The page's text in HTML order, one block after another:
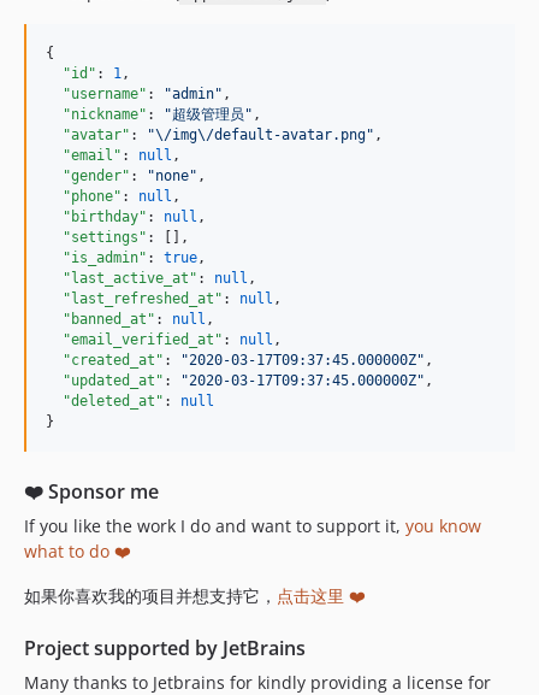
{
"id" : 1,
"username" : "admin" ,
"nickname" : "超级管理员 " ,
"avatar" : "\/img\/default-avatar.png" ,
"email" : null ,
"gender" : "none" ,
"phone" : null ,
"birthday" : null ,
"settings" : [],
"is_admin" : true,
"last_active_at" : null ,
"last_refreshed_at" : null ,
"banned_at" : null ,
"email_verified_at" : null ,
"created_at" : "2020-03-17T09:37:45.000000Z" ,
"updated_at" : "2020-03-17T09:37:45.000000Z" ,
"deleted_at" : null
}
❤️ Sponsor me
If you like the work I do and want to support it, you know
what to do ❤️
如果你喜欢我的项目并想支持它， 点击这里 ❤️
Project supported by JetBrains
Many thanks to Jetbrains for kindly providing a license for